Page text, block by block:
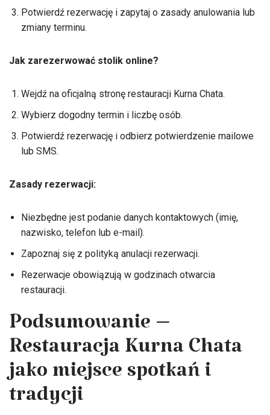
Potwierdź rezerwację i zapytaj o zasady anulowania lub
zmiany terminu.
Jak zarezerwować stolik online?
Wejdź na oficjalną stronę restauracji Kurna Chata.
Wybierz dogodny termin i liczbę osób.
Potwierdź rezerwację i odbierz potwierdzenie mailowe
lub SMS.
Zasady rezerwacji:
Niezbędne jest podanie danych kontaktowych (imię,
nazwisko, telefon lub e-mail).
Zapoznaj się z polityką anulacji rezerwacji.
Rezerwacje obowiązują w godzinach otwarcia
restauracji.
Podsumowanie –
Restauracja Kurna Chata
jako miejsce spotkań i
tradycji